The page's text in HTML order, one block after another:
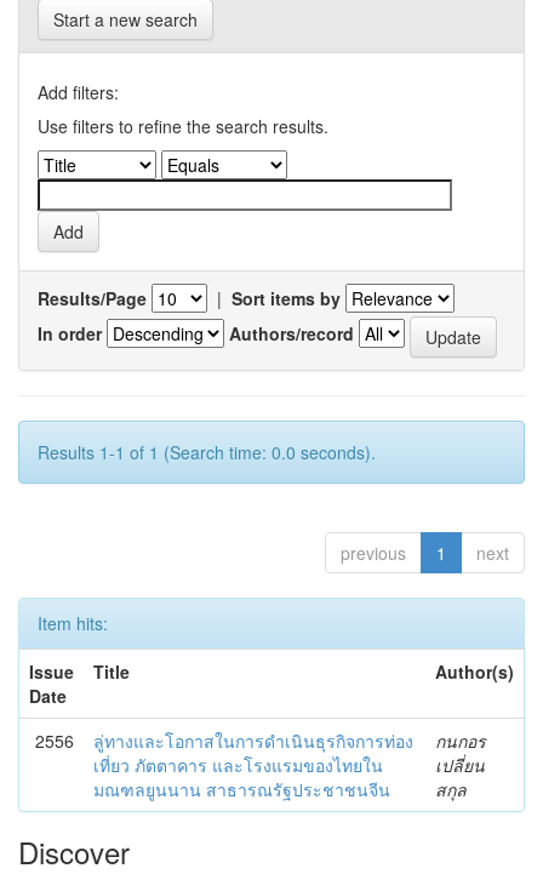
Start a new search
Add filters:
Use filters to refine the search results.
Results/Page | Sort items by
In order
Authors/record
Results 1-1 of 1 (Search time: 0.0 seconds).
previous 1 next
Item hits:
Issue
Date
Title Author(s)
2556
ลู่ทางและโอกาสในการดำเนินธุรกิจการท่อง
เที่ยว ภัตตาคาร และโรงแรมของไทยใน
มณฑลยูนนาน สาธารณรัฐประชาชนจีน
กนกอร
เปลี่ยน
สกุล
Discover